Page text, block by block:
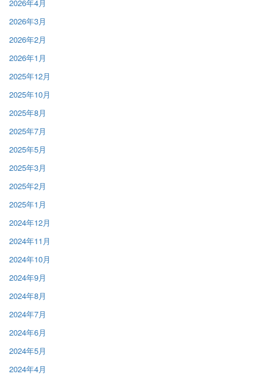
2026年4月
2026年3月
2026年2月
2026年1月
2025年12月
2025年10月
2025年8月
2025年7月
2025年5月
2025年3月
2025年2月
2025年1月
2024年12月
2024年11月
2024年10月
2024年9月
2024年8月
2024年7月
2024年6月
2024年5月
2024年4月